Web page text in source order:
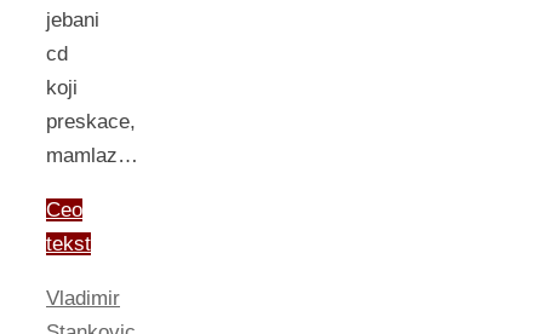
jebani
cd
koji
preskace,
mamlaz…
Ceo
tekst
Vladimir